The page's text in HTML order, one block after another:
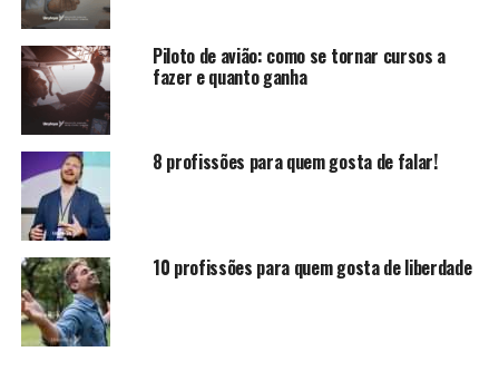
Piloto de avião: como se tornar cursos a
fazer e quanto ganha
8 profissões para quem gosta de falar!
10 profissões para quem gosta de liberdade